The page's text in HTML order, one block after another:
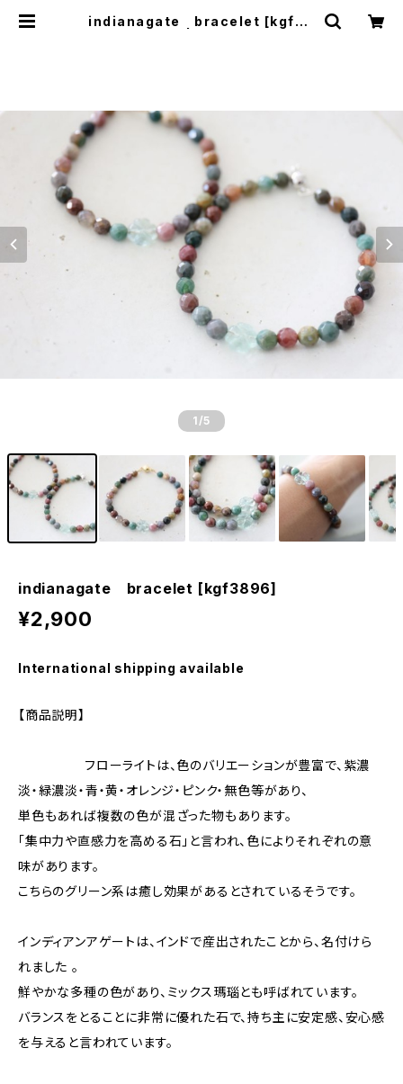
indianagate bracelet [kgf38
1 /5
indianagate bracelet [kgf3896]
¥2,900
International shipping available
【商品説明】
フローライトは、色のバリエーションが豊富で、紫濃
淡・緑濃淡・青・黄・オレンジ・ピンク・無色等があり、
単色もあれば複数の色が混ざった物もあります。
「集中力や直感力を高める石」と言われ、色によりそれぞれの意
味があります。
こちらのグリーン系は癒し効果があるとされているそうです。
インディアンアゲートは、インドで産出されたことから、名付けら
れました 。
鮮やかな多種の色があり、ミックス瑪瑙とも呼ばれています。
バランスをとることに非常に優れた石で、持ち主に安定感、安心感
を与えると言われています。